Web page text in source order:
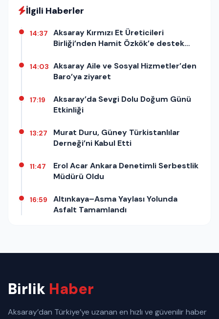
İlgili Haberler
14:37
Aksaray Kırmızı Et Üreticileri
Birliği’nden Hamit Özkök’e destek
14:03 Aksaray Aile ve Sosyal Hizmetler’den
Baro’ya ziyaret
17:19
Aksaray’da Sevgi Dolu Doğum Günü
Etkinliği
13:27
Murat Duru, Güney Türkistanlılar
Derneği’ni Kabul Etti
11:47
Erol Acar Ankara Denetimli Serbestlik
Müdürü Oldu
16:59
Altınkaya–Asma Yaylası Yolunda
Asfalt Tamamlandı
Birlik Haber
Aksaray’dan Türkiye’ye uzanan en hızlı ve güvenilir haber